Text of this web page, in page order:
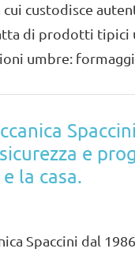
custodisce
di prodotti tipici
umbre: formaggi
e
la casa.
Spaccini dal